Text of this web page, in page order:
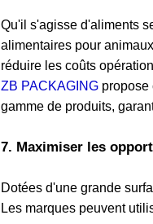
Qu'il s'agisse d'aliments
alimentaires pour
réduire les coûts
ZB PACKAGING propose
gamme de produits,
7. Maximiser les
Dotées d'une grande
Les marques peuvent